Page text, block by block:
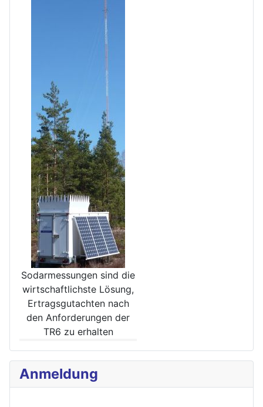
Sodarmessungen sind die
wirt­schaftlichste Lösung,
Ertrags­gutachten nach
den Anforde­rungen der
TR6 zu erhalten
Anmeldung